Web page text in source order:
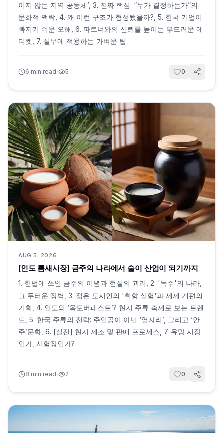
이지 않는 지역 공동체’, 3. 진짜 핵심: “누가 결정하는가”의
문화적 맥락, 4. 왜 이런 구조가 형성됐을까?, 5. 한국 기업이
빠지기 쉬운 오해, 6. 파트너와의 신뢰를 높이는 부드러운 에
티켓, 7. 실무에 적용하는 가벼운 팁
6 min read· 5 0
AUG 5, 2026
[인도 틈새시장] 금주의 나라에서 술이 산업이 되기까지
1. 헌법에 쓰인 금주의 이념과 현실의 괴리, 2. '독주'의 나라,
그 두터운 장벽, 3. 젊은 도시인의 '취향 실험'과 세제 개편의
기회, 4. 인도의 ‘옥토버페스트’? 현지 주류 축제로 보는 트렌
드, 5. 한국 주류의 전략: 주인공이 아닌 ‘옆자리’, 그리고 ‘안
주’문화, 6. [실전] 현지 제조 및 판매 프로세스, 7. 유망 시장
인가, 시험장인가?
8 min read· 2 0